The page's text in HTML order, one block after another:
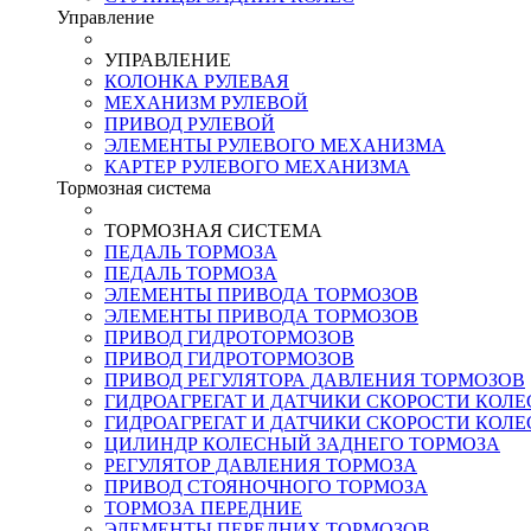
Управление
УПРАВЛЕНИЕ
КОЛОНКА РУЛЕВАЯ
МЕХАНИЗМ РУЛЕВОЙ
ПРИВОД РУЛЕВОЙ
ЭЛЕМЕНТЫ РУЛЕВОГО МЕХАНИЗМА
КАРТЕР РУЛЕВОГО МЕХАНИЗМА
Тормозная система
ТОРМОЗНАЯ СИСТЕМА
ПЕДАЛЬ ТОРМОЗА
ПЕДАЛЬ ТОРМОЗА
ЭЛЕМЕНТЫ ПРИВОДА ТОРМОЗОВ
ЭЛЕМЕНТЫ ПРИВОДА ТОРМОЗОВ
ПРИВОД ГИДРОТОРМОЗОВ
ПРИВОД ГИДРОТОРМОЗОВ
ПРИВОД РЕГУЛЯТОРА ДАВЛЕНИЯ ТОРМОЗОВ
ГИДРОАГРЕГАТ И ДАТЧИКИ СКОРОСТИ
ГИДРОАГРЕГАТ И ДАТЧИКИ СКОРОСТИ КОЛЕС
ЦИЛИНДР КОЛЕСНЫЙ ЗАДНЕГО ТОРМОЗА
РЕГУЛЯТОР ДАВЛЕНИЯ ТОРМОЗА
ПРИВОД СТОЯНОЧНОГО ТОРМОЗА
ТОРМОЗА ПЕРЕДНИЕ